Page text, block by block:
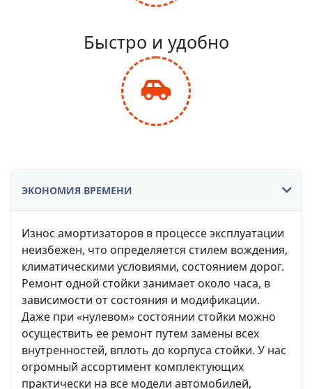
balance-
scale
Быстро и удобно
fas
fa-
ЭКОНОМИЯ ВРЕМЕНИ
Износ амортизаторов в процессе эксплуатации
неизбежен, что определяется стилем вождения,
климатическими условиями, состоянием дорог.
Ремонт одной стойки занимает около часа, в
зависимости от состояния и модификации.
Даже при «нулевом» состоянии стойки можно
осуществить ее ремонт путем замены всех
внутренностей, вплоть до корпуса стойки. У нас
огромный ассортимент комплектующих
практически на все модели автомобилей,